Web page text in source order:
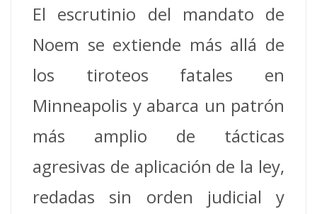
El escrutinio del mandato de
Noem se extiende más allá de
los tiroteos fatales en
Minneapolis y abarca un patrón
más amplio de tácticas
agresivas de aplicación de la ley,
redadas sin orden judicial y